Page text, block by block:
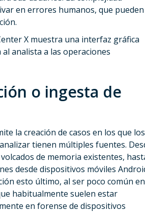
en errores humanos, que pueden
X muestra una interfaz gráfica
analista a las operaciones
o ingesta de
la creación de casos en los que los
tienen múltiples fuentes.
de memoria existentes,
desde dispositivos móviles
esto último, al ser poco común en
habitualmente suelen estar
en forense de dispositivos